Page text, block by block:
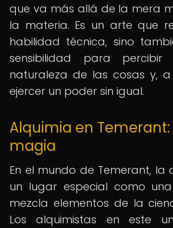
que va más allá de la mera
la materia. Es un arte que
habilidad técnica, sino
sensibilidad para
naturaleza de las cosas y,
ejercer un poder sin igual.
Alquimia en
magia
En el mundo de Temerant, la
un lugar especial como
mezcla elementos de la
Los alquimistas en este